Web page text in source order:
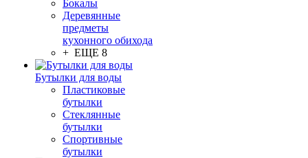
Бокалы
Деревянные
предметы
кухонного обихода
+ ЕЩЕ 8
Бутылки для воды
Пластиковые
бутылки
Стеклянные
бутылки
Спортивные
бутылки